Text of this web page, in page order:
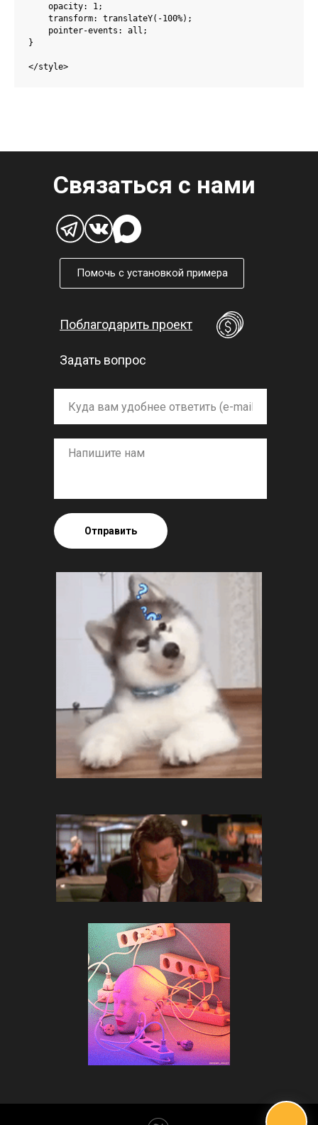
    opacity: 1;
    transform: translateY(-100%);
    pointer-events: all;
}
</style>
Связаться с нами
Отправить
Поблагодарить проект
Задать вопрос
Помочь с установкой примера